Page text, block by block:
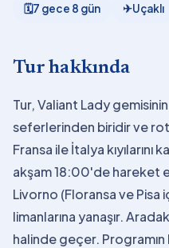
🗓7 gece 8 gün ✈Uçaklı
Tur hakkında
Tur, Valiant Lady
seferlerinden biridir ve
Fransa ile İtalya kıyılarını
akşam 18:00'de hareket
Livorno (Floransa ve Pisa
limanlarına yanaşır.
halinde geçer.